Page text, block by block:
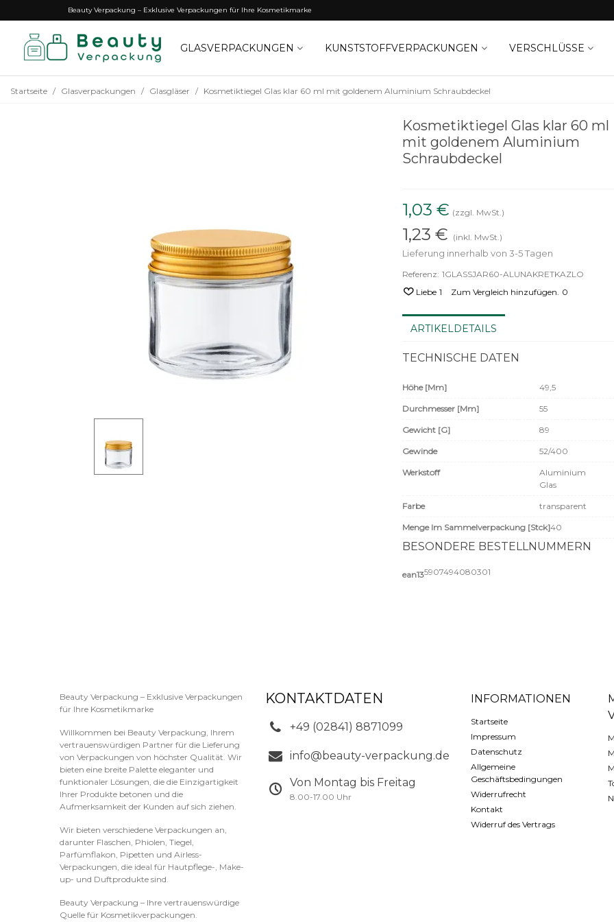
Beauty Verpackung – Exklusive Verpackungen für Ihre Kosmetikmarke
GLASVERPACKUNGEN KUNSTSTOFFVERPACKUNGEN VERSCHLÜSSE
Startseite / Glasverpackungen / Glasgläser / Kosmetiktiegel Glas klar 60 ml mit goldenem Aluminium Schraubdeckel
Kosmetiktiegel Glas klar 60 ml
mit goldenem Aluminium
Schraubdeckel
1,03 € (zzgl. MwSt.)
1,23 € (inkl. MwSt.)
Lieferung innerhalb von 3-5 Tagen
Referenz: 1GLASSJAR60-ALUNAKRETKAZLO
Liebe 1 Zum Vergleich hinzufügen. 0
ARTIKELDETAILS
TECHNISCHE DATEN
Höhe [mm] 49,5
Durchmesser [mm] 55
Gewicht [g] 89
Gewinde 52/400
Werkstoff
Aluminium
Glas
Farbe transparent
Menge Im Sammelverpackung [Stck]40
BESONDERE BESTELLNUMMERN
ean135907494080301
Beauty Verpackung – Exklusive Verpackungen
für Ihre Kosmetikmarke
Willkommen bei Beauty Verpackung, Ihrem
vertrauenswürdigen Partner für die Lieferung
von Verpackungen von höchster Qualität. Wir
bieten eine breite Palette eleganter und
funktionaler Lösungen, die die Einzigartigkeit
Ihrer Produkte betonen und die
Aufmerksamkeit der Kunden auf sich ziehen.
Wir bieten verschiedene Verpackungen an,
darunter Flaschen, Phiolen, Tiegel,
Parfümflakon, Pipetten und Airless-
Verpackungen, die ideal für Hautpflege-, Make-
up- und Duftprodukte sind.
Beauty Verpackung – Ihre vertrauenswürdige
Quelle für Kosmetikverpackungen.
KONTAKTDATEN
+49 (02841) 8871099
info@beauty-verpackung.de
Von Montag bis Freitag
8.00-17.00 Uhr
INFORMATIONEN
Startseite
Impressum
Datenschutz
Allgemeine
Geschäftsbedingungen
Widerrufrecht
Kontakt
Widerruf des Vertrags